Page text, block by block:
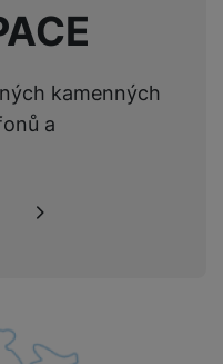
kamenných
a